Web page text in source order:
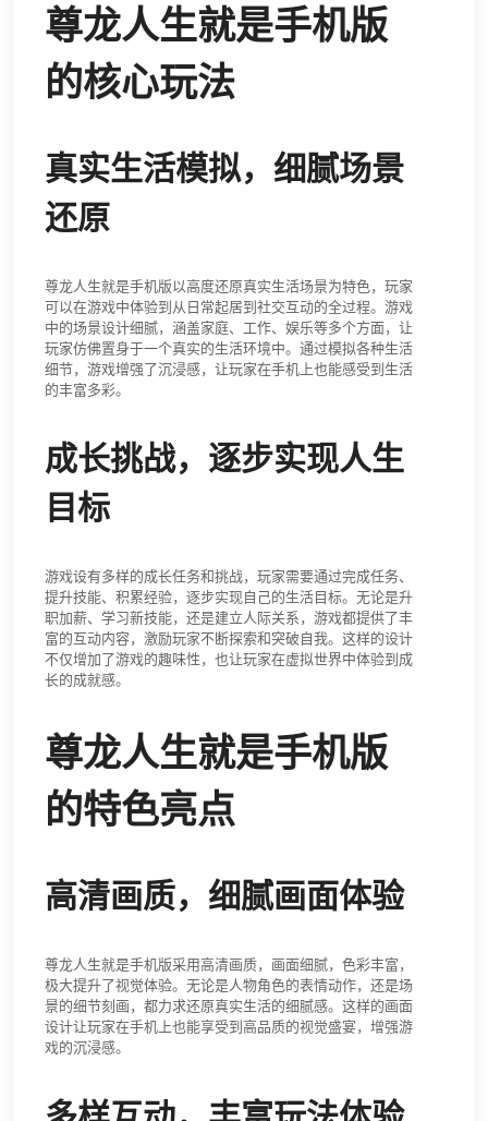
尊龙人生就是手机版
的核心玩法
真实生活模拟，细腻场景
还原
尊龙人生就是手机版以高度还原真实生活场景为特色，玩家
可以在游戏中体验到从日常起居到社交互动的全过程。游戏
中的场景设计细腻，涵盖家庭、工作、娱乐等多个方面，让
玩家仿佛置身于一个真实的生活环境中。通过模拟各种生活
细节，游戏增强了沉浸感，让玩家在手机上也能感受到生活
的丰富多彩。
成长挑战，逐步实现人生
目标
游戏设有多样的成长任务和挑战，玩家需要通过完成任务、
提升技能、积累经验，逐步实现自己的生活目标。无论是升
职加薪、学习新技能，还是建立人际关系，游戏都提供了丰
富的互动内容，激励玩家不断探索和突破自我。这样的设计
不仅增加了游戏的趣味性，也让玩家在虚拟世界中体验到成
长的成就感。
尊龙人生就是手机版
的特色亮点
高清画质，细腻画面体验
尊龙人生就是手机版采用高清画质，画面细腻，色彩丰富，
极大提升了视觉体验。无论是人物角色的表情动作，还是场
景的细节刻画，都力求还原真实生活的细腻感。这样的画面
设计让玩家在手机上也能享受到高品质的视觉盛宴，增强游
戏的沉浸感。